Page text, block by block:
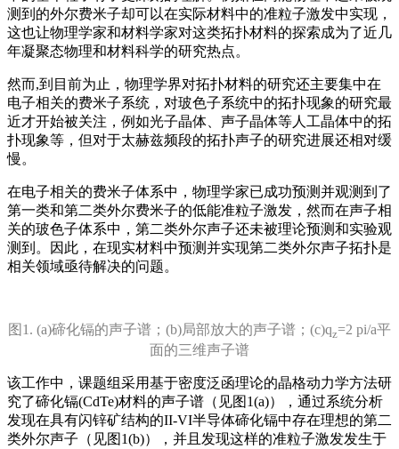
测到的外尔费米子却可以在实际材料中的准粒子激发中实现，
这也让物理学家和材料学家对这类拓扑材料的探索成为了近几
年凝聚态物理和材料科学的研究热点。
然而,到目前为止，物理学界对拓扑材料的研究还主要集中在
电子相关的费米子系统，对玻色子系统中的拓扑现象的研究最
近才开始被关注，例如光子晶体、声子晶体等人工晶体中的拓
扑现象等，但对于太赫兹频段的拓扑声子的研究进展还相对缓
慢。
在电子相关的费米子体系中，物理学家已成功预测并观测到了
第一类和第二类外尔费米子的低能准粒子激发，然而在声子相
关的玻色子体系中，第二类外尔声子还未被理论预测和实验观
测到。因此，在现实材料中预测并实现第二类外尔声子拓扑是
相关领域亟待解决的问题。
图1. (a)碲化镉的声子谱；(b)局部放大的声子谱；(c)qz=2 pi/a平
面的三维声子谱
该工作中，课题组采用基于密度泛函理论的晶格动力学方法研
究了碲化镉(CdTe)材料的声子谱（见图1(a)），通过系统分析
发现在具有闪锌矿结构的II-VI半导体碲化镉中存在理想的第二
类外尔声子（见图1(b)），并且发现这样的准粒子激发发生于